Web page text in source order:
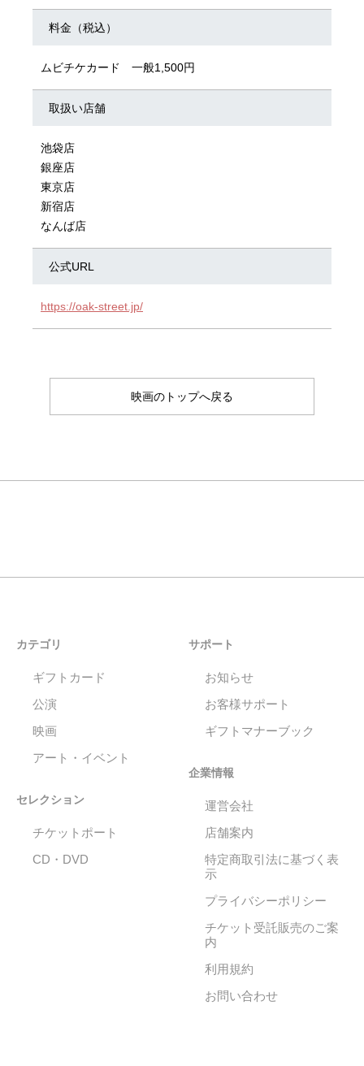
料金（税込）
ムビチケカード 一般1,500円
取扱い店舗
池袋店
銀座店
東京店
新宿店
なんば店
公式URL
https://oak-street.jp/
映画のトップへ戻る
カテゴリ
ギフトカード
公演
映画
アート・イベント
セレクション
チケットポート
CD・DVD
サポート
お知らせ
お客様サポート
ギフトマナーブック
企業情報
運営会社
店舗案内
特定商取引法に基づく表
示
プライバシーポリシー
チケット受託販売のご案
内
利用規約
お問い合わせ